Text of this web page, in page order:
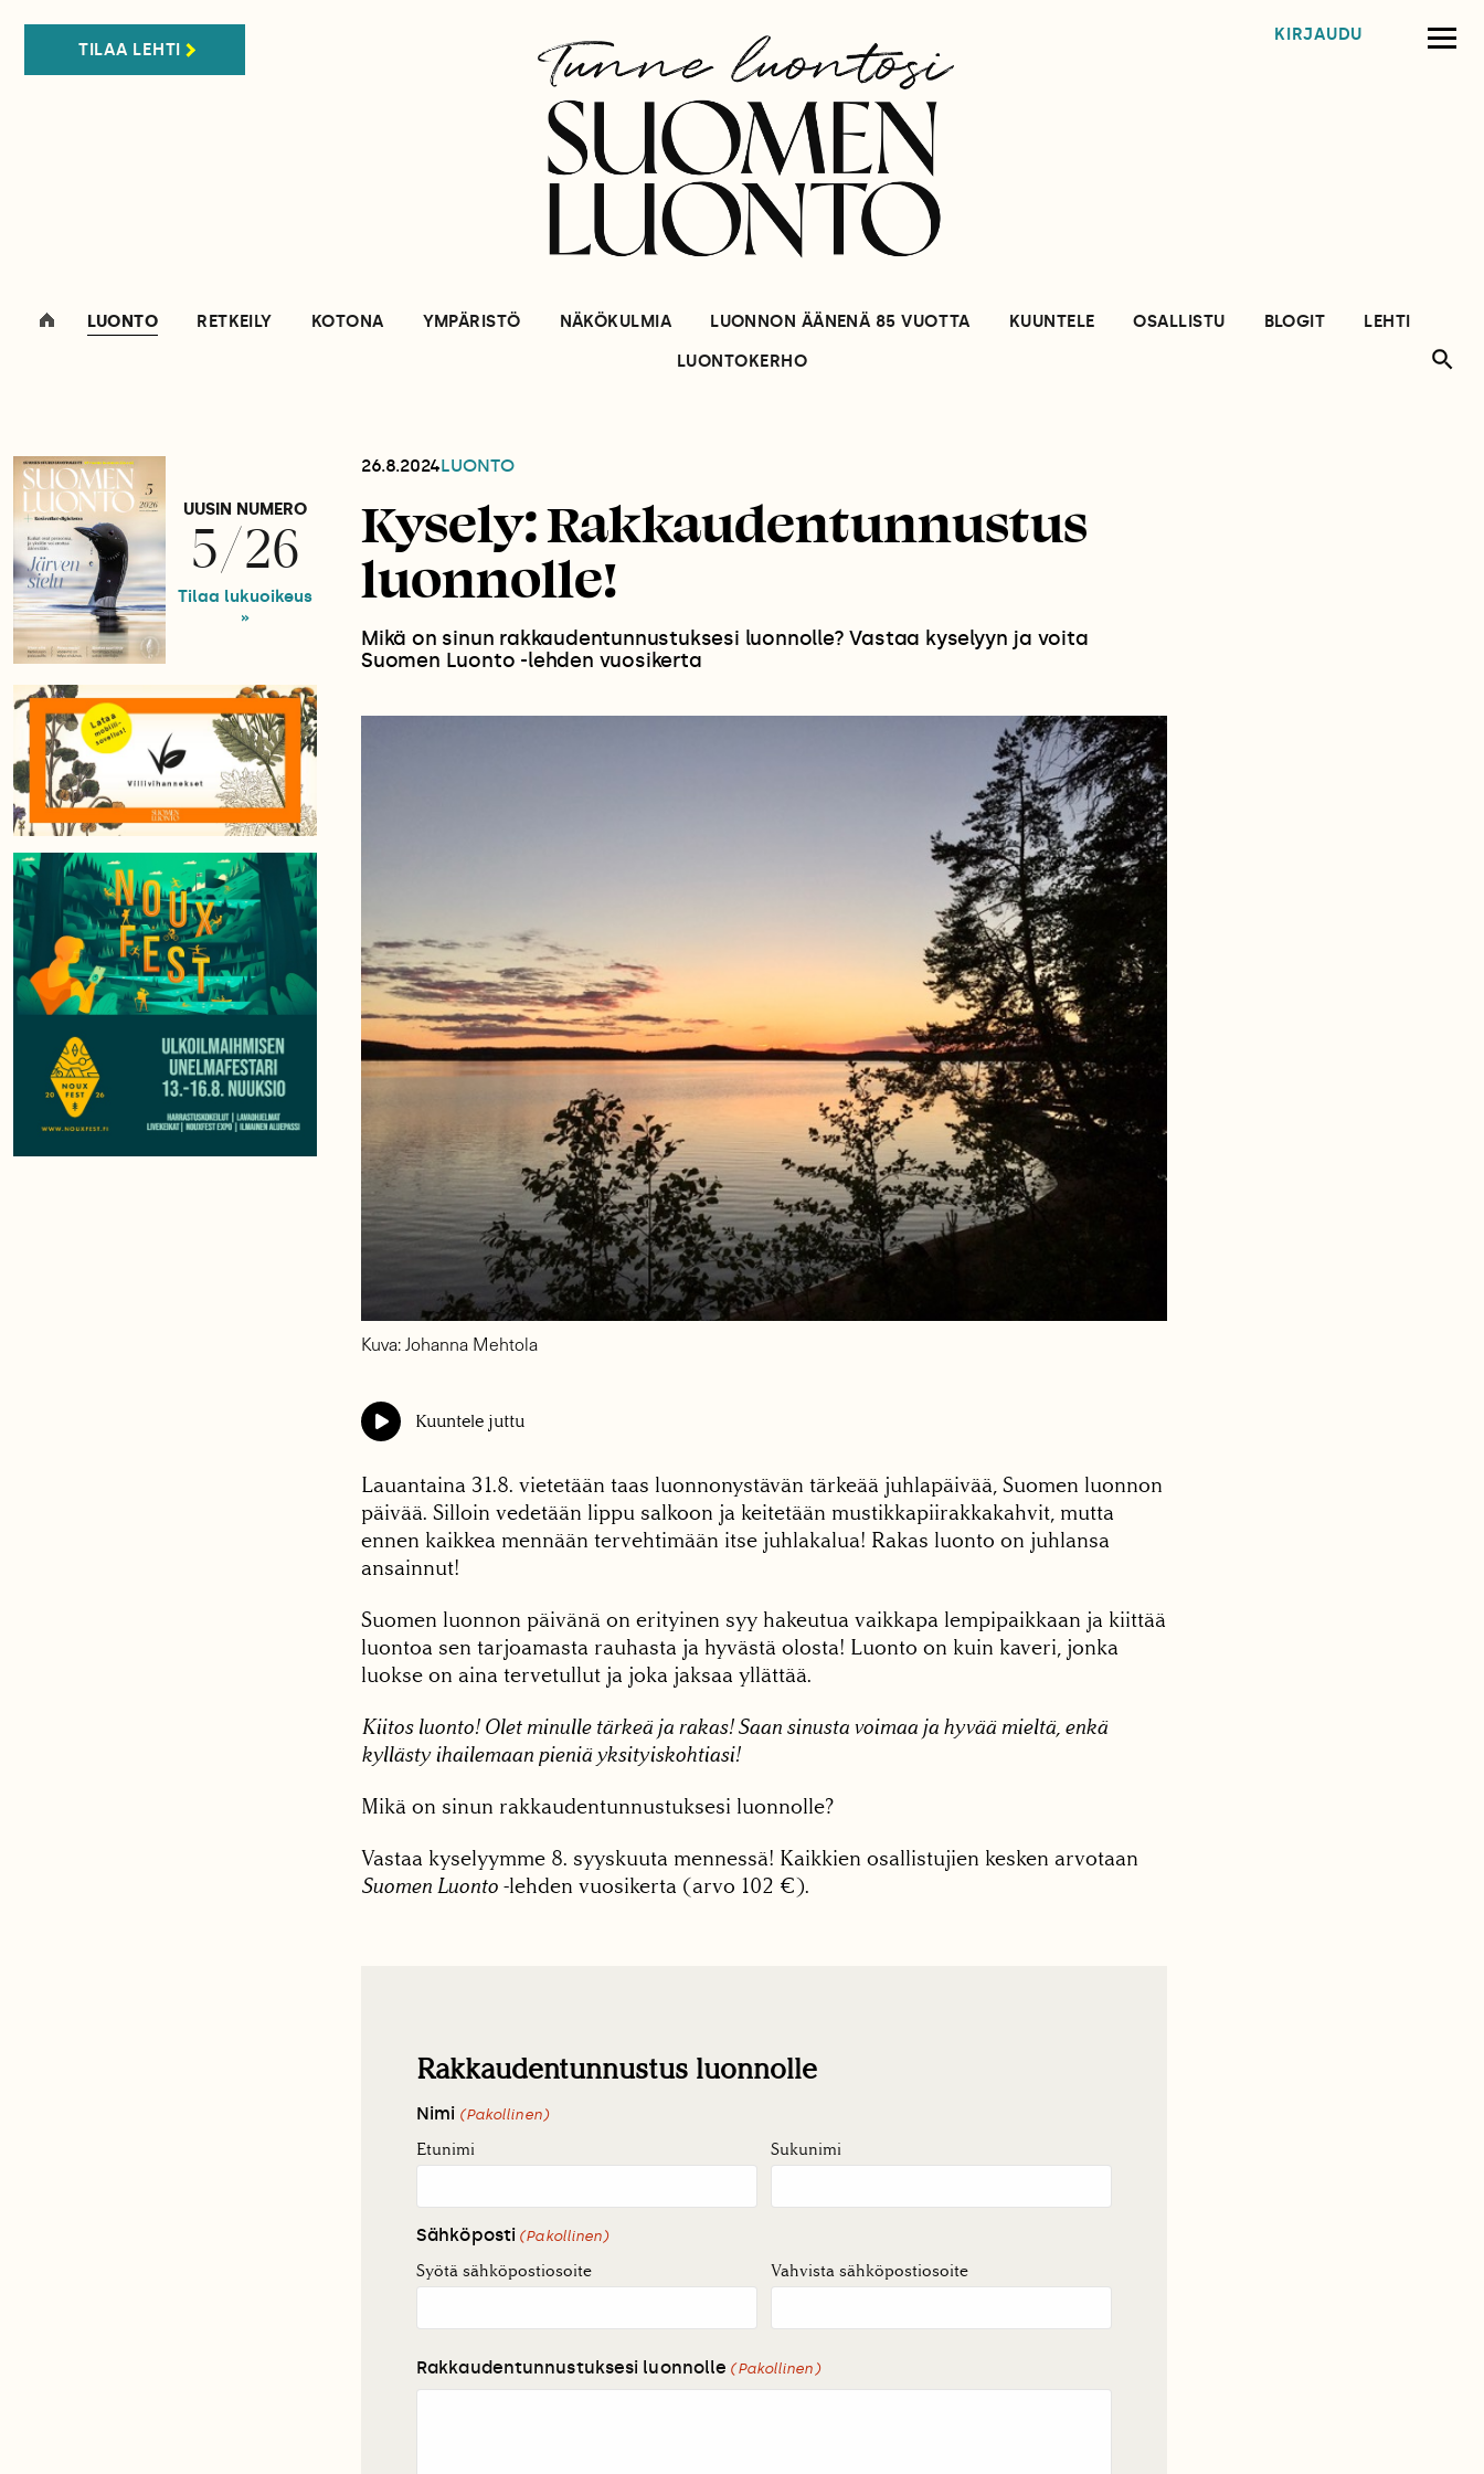
TILAA LEHTI
KIRJAUDU
LUONTO RETKEILY KOTONA YMPÄRISTÖ NÄKÖKULMIA LUONNON ÄÄNENÄ 85 VUOTTA KUUNTELE OSALLISTU BLOGIT
LEHTI
LUONTOKERHO
UUSIN NUMERO
5/26
Tilaa lukuoikeus
»
26.8.2024LUONTO
Kysely: Rakkaudentunnustus
luonnolle!
Mikä on sinun rakkaudentunnustuksesi luonnolle? Vastaa kyselyyn ja voita
Suomen Luonto -lehden vuosikerta
Kuva: Johanna Mehtola
Kuuntele juttu
Lauantaina 31.8. vietetään taas luonnonystävän tärkeää juhlapäivää, Suomen luonnon
päivää. Silloin vedetään lippu salkoon ja keitetään mustikkapiirakkakahvit, mutta
ennen kaikkea mennään tervehtimään itse juhlakalua! Rakas luonto on juhlansa
ansainnut!
Suomen luonnon päivänä on erityinen syy hakeutua vaikkapa lempipaikkaan ja kiittää
luontoa sen tarjoamasta rauhasta ja hyvästä olosta! Luonto on kuin kaveri, jonka
luokse on aina tervetullut ja joka jaksaa yllättää.
Kiitos luonto! Olet minulle tärkeä ja rakas! Saan sinusta voimaa ja hyvää mieltä, enkä
kyllästy ihailemaan pieniä yksityiskohtiasi!
Mikä on sinun rakkaudentunnustuksesi luonnolle?
Vastaa kyselyymme 8. syyskuuta mennessä! Kaikkien osallistujien kesken arvotaan
Suomen Luonto -lehden vuosikerta (arvo 102 €).
Rakkaudentunnustus luonnolle
Nimi (Pakollinen)
Etunimi Sukunimi
Sähköposti (Pakollinen)
Syötä sähköpostiosoite Vahvista sähköpostiosoite
Rakkaudentunnustuksesi luonnolle (Pakollinen)